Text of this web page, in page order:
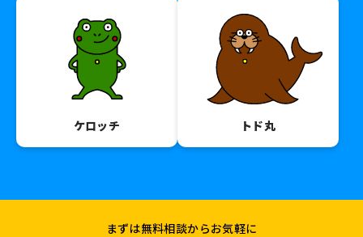
ケロッチ トド丸
まずは無料相談からお気軽に